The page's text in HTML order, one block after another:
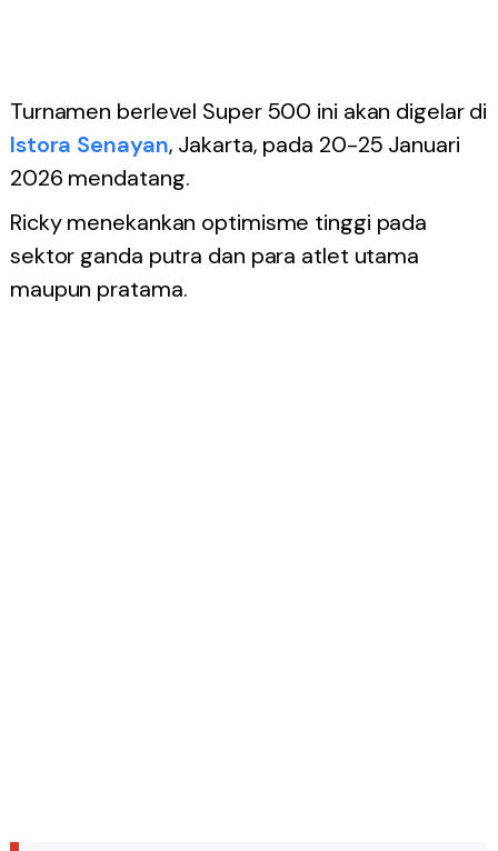
Turnamen berlevel Super 500 ini akan digelar di
Istora Senayan, Jakarta, pada 20-25 Januari
2026 mendatang.
Ricky menekankan optimisme tinggi pada
sektor ganda putra dan para atlet utama
maupun pratama.